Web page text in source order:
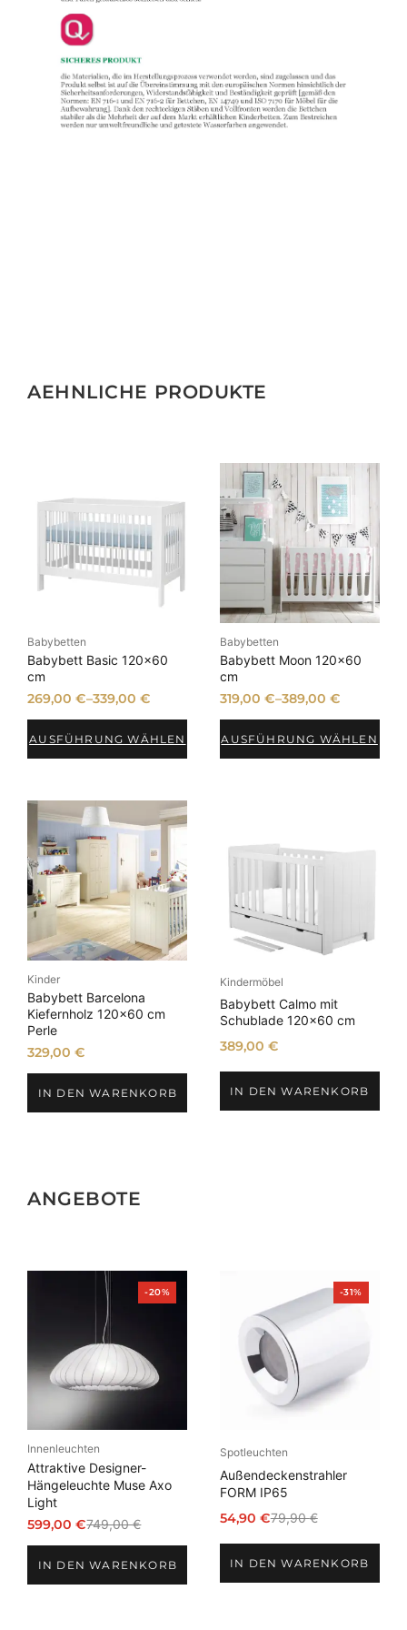
AEHNLICHE PRODUKTE
Babybetten
Babybett Basic 120×60
cm
269,00€–339,00€
AUSFÜHRUNG WÄHLEN
Babybetten
Babybett Moon 120×60
cm
319,00 €–389,00 €
AUSFÜHRUNG WÄHLEN
Kinder
Babybett Barcelona
Kiefernholz 120×60 cm
Perle
329,00€
IN DEN WARENKORB
Kindermöbel
Babybett Calmo mit
Schublade 120×60 cm
389,00 €
IN DEN WARENKORB
ANGEBOTE
-20%Produkt
im
Innenleuchten
Attraktive Designer-
Hängeleuchte Muse Axo
Light
749,00€
Ursprünglicher
war:
599,00€
Aktueller
ist:IN DEN WARENKORB
-31%Produkt
im
Spotleuchten
Außendeckenstrahler
FORM IP65
79,90€
Ursprünglicher
Preis
war:
79,90 €
54,90 €
Aktueller
Preis
ist:
54,90 €.
IN DEN WARENKORB